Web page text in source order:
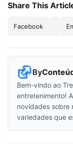
Share This
Facebook
By
Bem-vindo ao
entretenimento!
novidades sobre
variedades que